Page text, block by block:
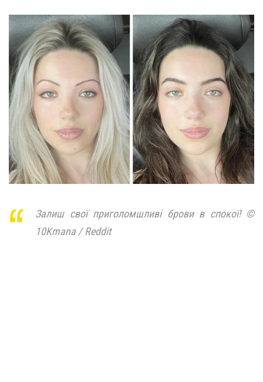
Залиш свої приголомшливі брови в спокої! ©
10Kmana / Reddit